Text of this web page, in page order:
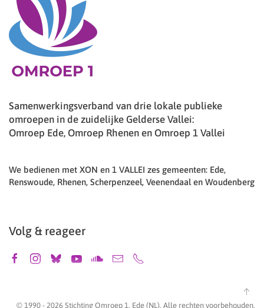
Samenwerkingsverband van drie lokale publieke
omroepen in de zuidelijke Gelderse Vallei:
Omroep Ede, Omroep Rhenen en Omroep 1 Vallei
We bedienen met XON en 1 VALLEI zes gemeenten: Ede,
Renswoude, Rhenen, Scherpenzeel, Veenendaal en Woudenberg
Volg & reageer
© 1990 - 2026 Stichting Omroep 1, Ede (NL). Alle rechten voorbehouden.